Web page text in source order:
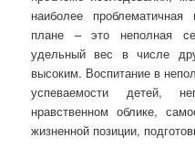
наиболее
плане – это неполная
удельный вес в числе
высоким. Воспитание в
успеваемости детей,
нравственном облике,
жизненной позиции,